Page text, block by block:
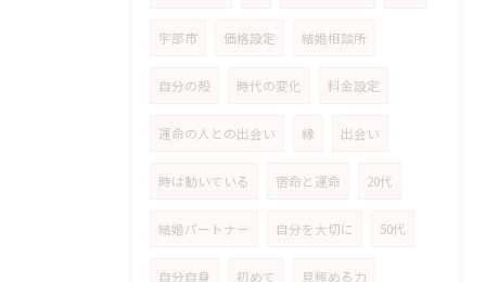
宇部市 価格設定 結婚相談所
自分の殻 時代の変化 料金設定
運命の人との出会い 縁 出会い
時は動いている 宿命と運命 20代
結婚パートナー 自分を大切に 50代
自分自身 初めて 見極める力